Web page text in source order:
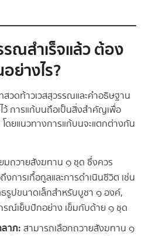
รณสำเร็จแล้ว ต้อง
ย่างไร?
วดท้าวเวสสุวรรณและคำอธิษฐาน
ว้ การแก้บนถือเป็นสิ่งสำคัญเพื่อ
ดยแนวทางการแก้บนจะแตกต่างกัน
มถวายสังฆทาน ๑ ชุด ซึ่งควร
การเกื้อกูลและการดำเนินชีวิต เช่น
รูปขนาดเล็กสำหรับบูชา ๑ องค์,
ณ์เย็บปักอย่าง เข็มกับด้าย ๑ ชุด
ลาภ: สามารถเลือกถวายสังฆทาน ๑